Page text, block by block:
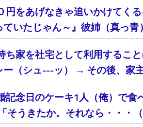
円をあげなきゃ追いかけてく
ていたじゃん～』彼姉（真っ
ち家を社宅として利用するこ
ー（シュ---ッ） → その後、家
記念日のケーキ1人（俺）で食
そうきたか。それなら・